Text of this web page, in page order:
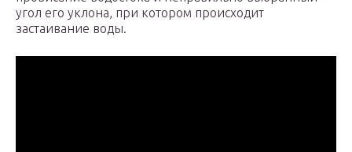
угол его уклона, при котором происходит
застаивание воды.